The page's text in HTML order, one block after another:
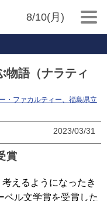
8/10(月)
物語（ナラティ
・ファカルティー、福島県立
2023/03/31
賞
えるようになったき
ベル文学賞を受賞した